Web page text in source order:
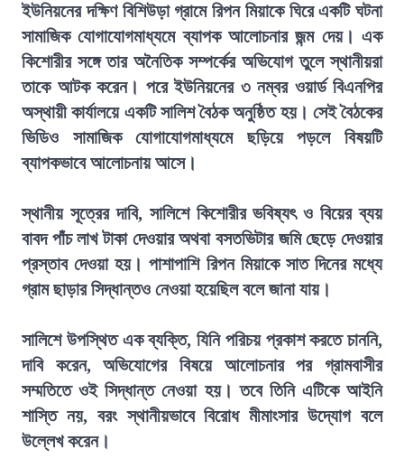
ইউনিয়নের দক্ষিণ বিশিউড়া গ্রামে রিপন মিয়াকে ঘিরে একটি ঘটনা
সামাজিক যোগাযোগমাধ্যমে ব্যাপক আলোচনার জন্ম দেয়। এক
কিশোরীর সঙ্গে তার অনৈতিক সম্পর্কের অভিযোগ তুলে স্থানীয়রা
তাকে আটক করেন। পরে ইউনিয়নের ৩ নম্বর ওয়ার্ড বিএনপির
অস্থায়ী কার্যালয়ে একটি সালিশ বৈঠক অনুষ্ঠিত হয়। সেই বৈঠকের
ভিডিও সামাজিক যোগাযোগমাধ্যমে ছড়িয়ে পড়লে বিষয়টি
ব্যাপকভাবে আলোচনায় আসে।
স্থানীয় সূত্রের দাবি, সালিশে কিশোরীর ভবিষ্যৎ ও বিয়ের ব্যয়
বাবদ পাঁচ লাখ টাকা দেওয়ার অথবা বসতভিটার জমি ছেড়ে দেওয়ার
প্রস্তাব দেওয়া হয়। পাশাপাশি রিপন মিয়াকে সাত দিনের মধ্যে
গ্রাম ছাড়ার সিদ্ধান্তও নেওয়া হয়েছিল বলে জানা যায়।
সালিশে উপস্থিত এক ব্যক্তি, যিনি পরিচয় প্রকাশ করতে চাননি,
দাবি করেন, অভিযোগের বিষয়ে আলোচনার পর গ্রামবাসীর
সম্মতিতে ওই সিদ্ধান্ত নেওয়া হয়। তবে তিনি এটিকে আইনি
শাস্তি নয়, বরং স্থানীয়ভাবে বিরোধ মীমাংসার উদ্যোগ বলে
উল্লেখ করেন।